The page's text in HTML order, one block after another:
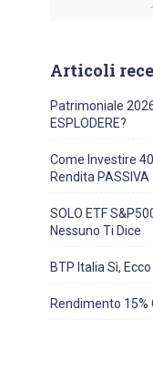
Articoli
Patrimoniale
ESPLODERE?
Come Investire
Rendita PASSIVA
SOLO ETF
Nessuno Ti Dice
BTP Italia Sì,
Rendimento 15%